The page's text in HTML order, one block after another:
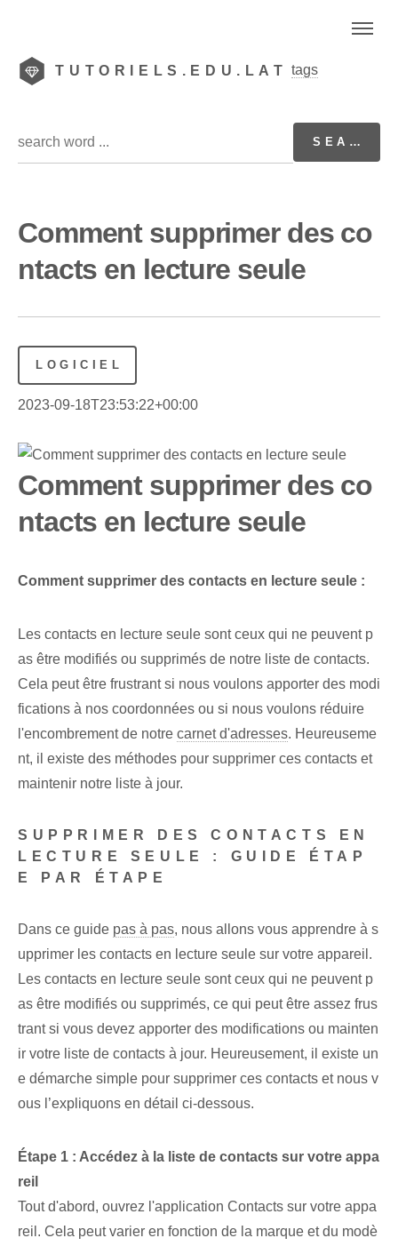
TUTORIELS.EDU.LAT tags
Comment supprimer des co
ntacts en lecture seule
LOGICIEL
2023-09-18T23:53:22+00:00
Comment supprimer des co
ntacts en lecture seule
Comment supprimer des contacts en lecture seule :
Les contacts en lecture seule sont ceux qui ne peuvent p
as être modifiés ou supprimés de notre liste de contacts.
Cela peut être frustrant si nous voulons apporter des modi
fications à nos coordonnées ou si nous voulons réduire
l'encombrement de notre carnet d'adresses. Heureuseme
nt, il existe des méthodes⁤ pour supprimer ces contacts⁤ et
maintenir notre liste à jour.
SUPPRIMER DES CONTACTS EN
LECTURE SEULE : GUIDE ÉTAP
E PAR ÉTAPE
Dans ce guide pas à pas, nous allons vous apprendre à s
upprimer les contacts en lecture seule sur votre ⁢appareil.
Les contacts en lecture seule sont ceux qui ne peuvent p
as être modifiés ou supprimés, ce qui peut être assez frus
trant si vous devez apporter des modifications ou mainten
ir votre liste de contacts à jour. Heureusement, il existe un
e démarche simple pour supprimer ces contacts et nous v
ous l’expliquons en détail ci-dessous.
Étape 1 : Accédez à la liste de contacts sur votre appa
reil
Tout d'abord, ouvrez l'application Contacts sur votre appa
reil.⁢ Cela peut varier en fonction de la marque et du modè